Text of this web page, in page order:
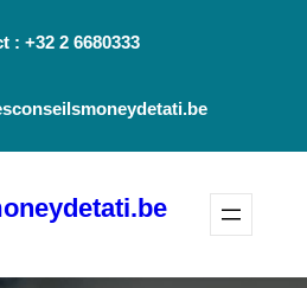
: +32 2 6680333